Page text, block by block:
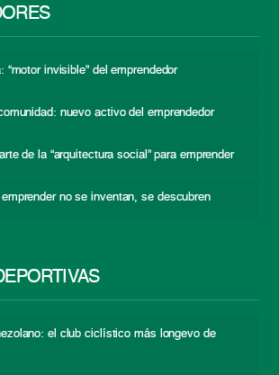
“motor invisible” del emprendedor
nuevo activo del emprendedor
de la “arquitectura social” para emprender
no se inventan, se descubren
el club ciclístico más longevo de